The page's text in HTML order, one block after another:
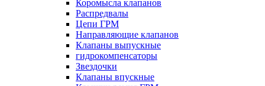
Коромысла клапанов
Распредвалы
Цепи ГРМ
Направляющие клапанов
Клапаны выпускные
гидрокомпенсаторы
Звездочки
Клапаны впускные